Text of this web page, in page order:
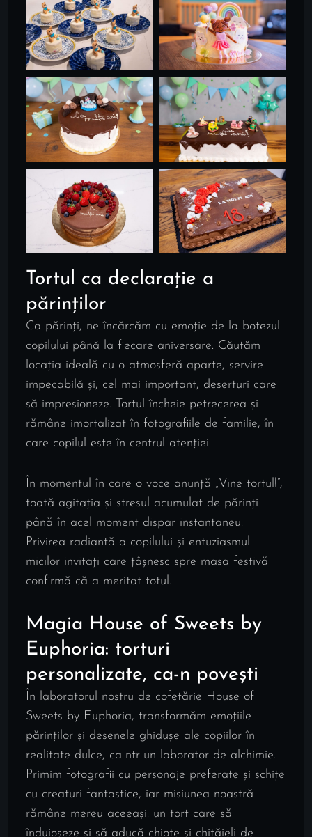
Tortul ca declarație a
părinților
Ca părinți, ne încărcăm cu emoție de la botezul
copilului până la fiecare aniversare. Căutăm
locația ideală cu o atmosferă aparte, servire
impecabilă și, cel mai important, deserturi care
să impresioneze. Tortul încheie petrecerea și
rămâne imortalizat în fotografiile de familie, în
care copilul este în centrul atenției.
În momentul în care o voce anunță „Vine tortul!”,
toată agitația și stresul acumulat de părinți
până în acel moment dispar instantaneu.
Privirea radiantă a copilului și entuziasmul
micilor invitați care țâșnesc spre masa festivă
confirmă că a meritat totul.
Magia House of Sweets by
Euphoria: torturi
personalizate, ca-n povești
În laboratorul nostru de cofetărie House of
Sweets by Euphoria, transformăm emoțiile
părinților și desenele ghidușe ale copiilor în
realitate dulce, ca-ntr-un laborator de alchimie.
Primim fotografii cu personaje preferate și schițe
cu creaturi fantastice, iar misiunea noastră
rămâne mereu aceeași: un tort care să
înduioșeze și să aducă chiote și chițăieli de